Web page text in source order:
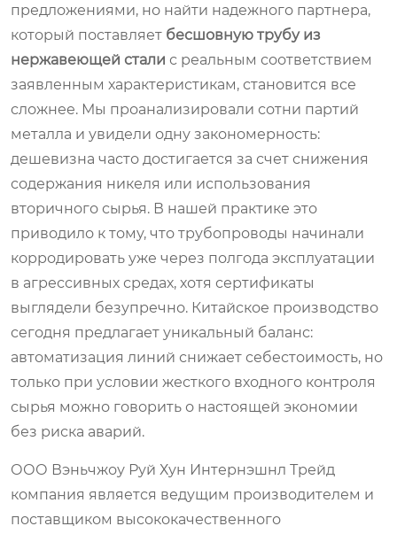
предложениями, но найти надежного партнера,
который поставляет бесшовную трубу из
нержавеющей стали с реальным соответствием
заявленным характеристикам, становится все
сложнее. Мы проанализировали сотни партий
металла и увидели одну закономерность:
дешевизна часто достигается за счет снижения
содержания никеля или использования
вторичного сырья. В нашей практике это
приводило к тому, что трубопроводы начинали
корродировать уже через полгода эксплуатации
в агрессивных средах, хотя сертификаты
выглядели безупречно. Китайское производство
сегодня предлагает уникальный баланс:
автоматизация линий снижает себестоимость, но
только при условии жесткого входного контроля
сырья можно говорить о настоящей экономии
без риска аварий.
ООО Вэньчжоу Руй Хун Интернэшнл Трейд
компания является ведущим производителем и
поставщиком высококачественного